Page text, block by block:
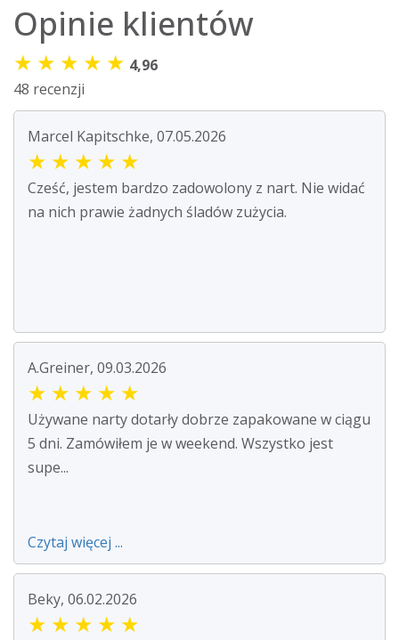
Opinie klientów
★ ★ ★ ★ ★ 4,96
48 recenzji
Marcel Kapitschke, 07.05.2026
★ ★ ★ ★ ★
Cześć, jestem bardzo zadowolony z nart. Nie widać
na nich prawie żadnych śladów zużycia.
A.Greiner, 09.03.2026
★ ★ ★ ★ ★
Używane narty dotarły dobrze zapakowane w ciągu
5 dni. Zamówiłem je w weekend. Wszystko jest
supe...
Czytaj więcej ...
Beky, 06.02.2026
★ ★ ★ ★ ★